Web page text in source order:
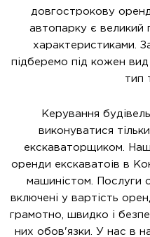
довгострокову
автопарку є великий
характеристиками.
підберемо під кожен
тип
Керування
виконуватися
екскаваторщиком.
оренди екскаватоів в
машиністом. Послуги
включені у вартість
грамотно, швидко і
них обов'язки. У нас в